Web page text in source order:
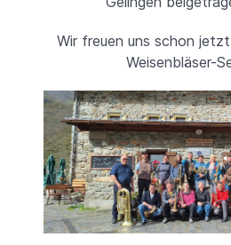
Wir freuen uns schon
Weisenbläser-